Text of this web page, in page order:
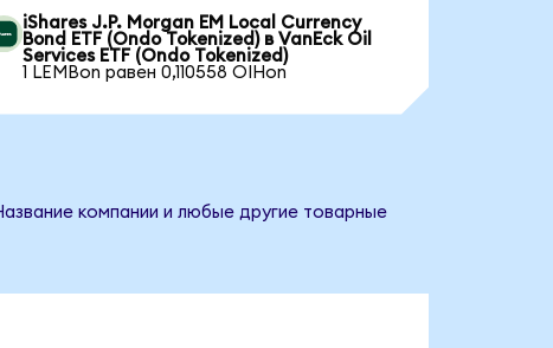
iShares J.P. Morgan EM Local Currency
Bond ETF (Ondo Tokenized) в VanEck Oil
Services ETF (Ondo Tokenized)
1 LEMBon равен 0,110558 OIHon
компании и любые другие товарные